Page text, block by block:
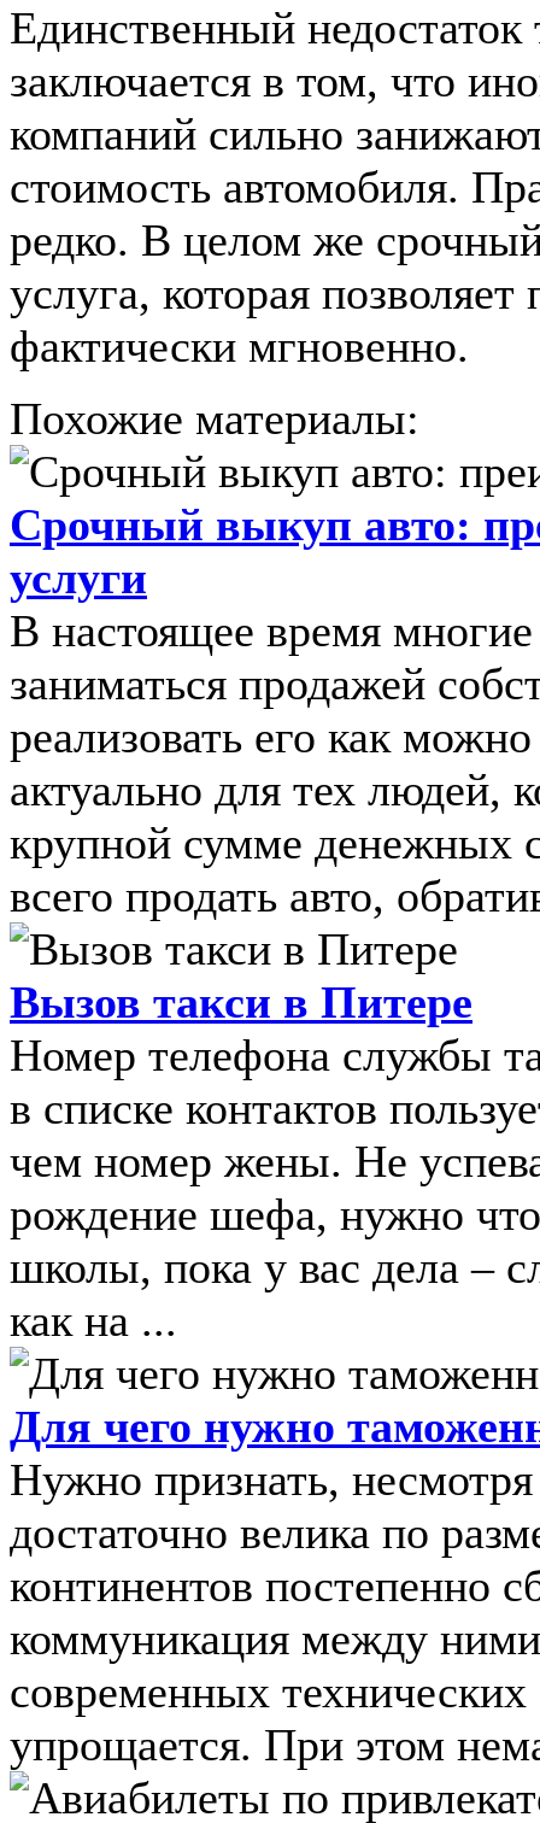
Единственный
заключается в том, что
компаний сильно
стоимость автомобиля.
редко. В целом же
услуга, которая
фактически мгновенно.
Похожие материалы:
Срочный выкуп авто:
услуги
В настоящее время
заниматься продажей
реализовать его как
актуально для тех людей,
крупной сумме денежных
всего продать авто,
Вызов такси в Питере
Номер телефона службы
в списке контактов
чем номер жены. Не
рождение шефа, нужно
школы, пока у вас дела –
как на ...
Для чего нужно
Нужно признать,
достаточно велика по
континентов постепенно
коммуникация между
современных
упрощается. При этом